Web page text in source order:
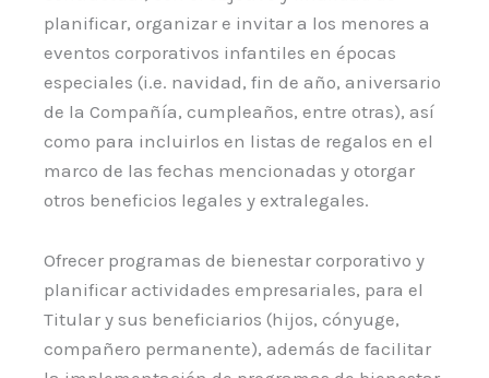
planificar, organizar e invitar a los menores a
eventos corporativos infantiles en épocas
especiales (i.e. navidad, fin de año, aniversario
de la Compañía, cumpleaños, entre otras), así
como para incluirlos en listas de regalos en el
marco de las fechas mencionadas y otorgar
otros beneficios legales y extralegales.
Ofrecer programas de bienestar corporativo y
planificar actividades empresariales, para el
Titular y sus beneficiarios (hijos, cónyuge,
compañero permanente), además de facilitar